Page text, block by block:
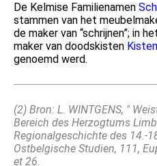
De Kelmise Familienamen
stammen van het
de maker van “schrijnen”; in
maker van doodskisten
genoemd werd.
(2) Bron: L. WINTGENS, "
Bereich des Herzogtums
Regionalgeschichte des 14.-
Ostbelgische Studien, 111,
et 26.